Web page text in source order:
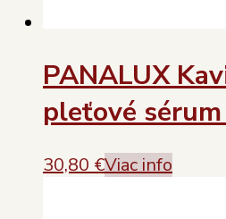
PANALUX
pleťové
30,80 €Viac info